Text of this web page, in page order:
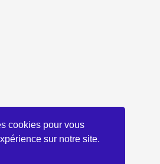
cookies pour vous
sur notre site.